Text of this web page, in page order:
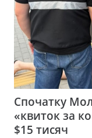
Спочатку
«квиток за
$15 тисяч